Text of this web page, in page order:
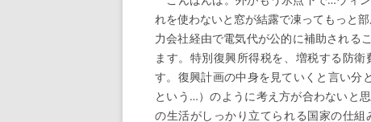
れを使わないと窓が結露で凍ってもっと
力会社経由で電気代が公的に補助される
ます。特別復興所得税を、増税する防
す。復興計画の中身を見ていくと言い分
という…）のように考え方が合わないと
の生活がしっかり立てられる国家の仕